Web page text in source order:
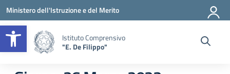
Apri la barra degli strumenti
Vai ai contenuti
Vai al menu di navigazione
Vai al footer
Ministero dell'Istruzione e del Merito
Istituto Comprensivo
"E. De Filippo"